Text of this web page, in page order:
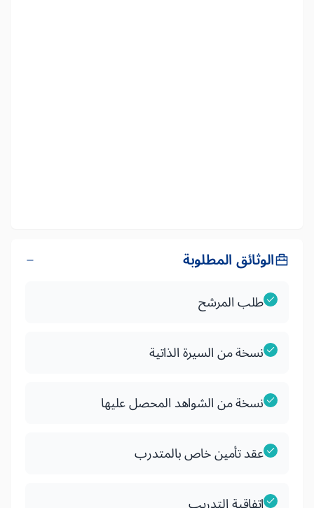
الوثائق المطلوبة
طلب المرشح
نسخة من السيرة الذاتية
نسخة من الشواهد المحصل عليها
عقد تأمين خاص بالمتدرب